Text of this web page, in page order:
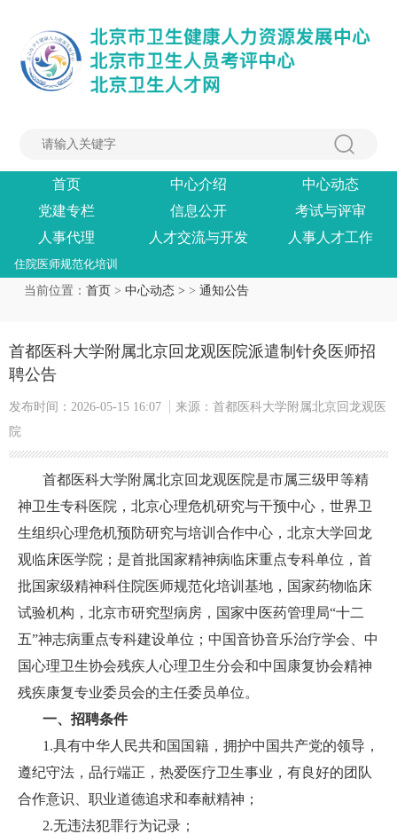
首页 中心介绍
中心动态
党建专栏
信息公开
考试与评审
人事代理
人才交流与开发 人事人才工作
住院医师规范化培训
当前位置： 首页 > 中心动态 > > 通知公告
首都医科大学附属北京回龙观医院派遣制针灸医师招
聘公告
发布时间：2026-05-15 16:07
来源：首都医科大学附属北京回龙观医
院
首都医科大学附属北京回龙观医院是市属三级甲等精
神卫生专科医院，北京心理危机研究与干预中心，世界卫
生组织心理危机预防研究与培训合作中心，北京大学回龙
观临床医学院；是首批国家精神病临床重点专科单位，首
批国家级精神科住院医师规范化培训基地，国家药物临床
试验机构，北京市研究型病房，国家中医药管理局“十二
五”神志病重点专科建设单位；中国音协音乐治疗学会、中
国心理卫生协会残疾人心理卫生分会和中国康复协会精神
残疾康复专业委员会的主任委员单位。
一、招聘条件
1.具有中华人民共和国国籍，拥护中国共产党的领导，
遵纪守法，品行端正，热爱医疗卫生事业，有良好的团队
合作意识、职业道德追求和奉献精神；
2.无违法犯罪行为记录；